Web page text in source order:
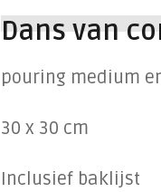
Dans van
pouring medium
30 x 30 cm
Inclusief baklijst